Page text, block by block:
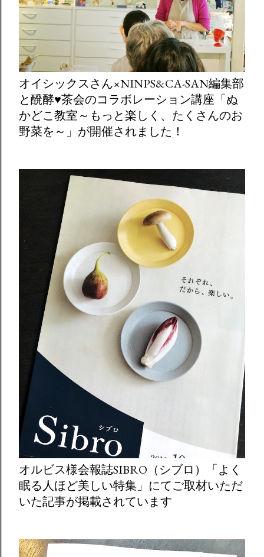
オイシックスさん×NINPS&CA-SAN編集部
と醗酵♥茶会のコラボレーション講座「ぬ
かどこ教室～もっと楽しく、たくさんのお
野菜を～」が開催されました！
オルビス様会報誌SIBRO（シブロ）「よく
眠る人ほど美しい特集」にてご取材いただ
いた記事が掲載されています